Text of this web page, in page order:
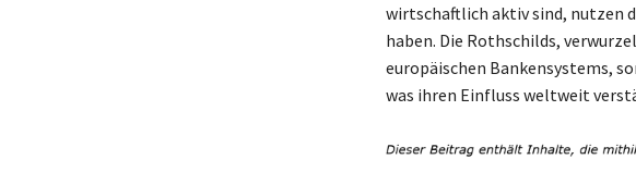
wirtschaftlich aktiv sind, nutzen
haben. Die Rothschilds,
europäischen Bankensystems,
was ihren Einfluss weltweit